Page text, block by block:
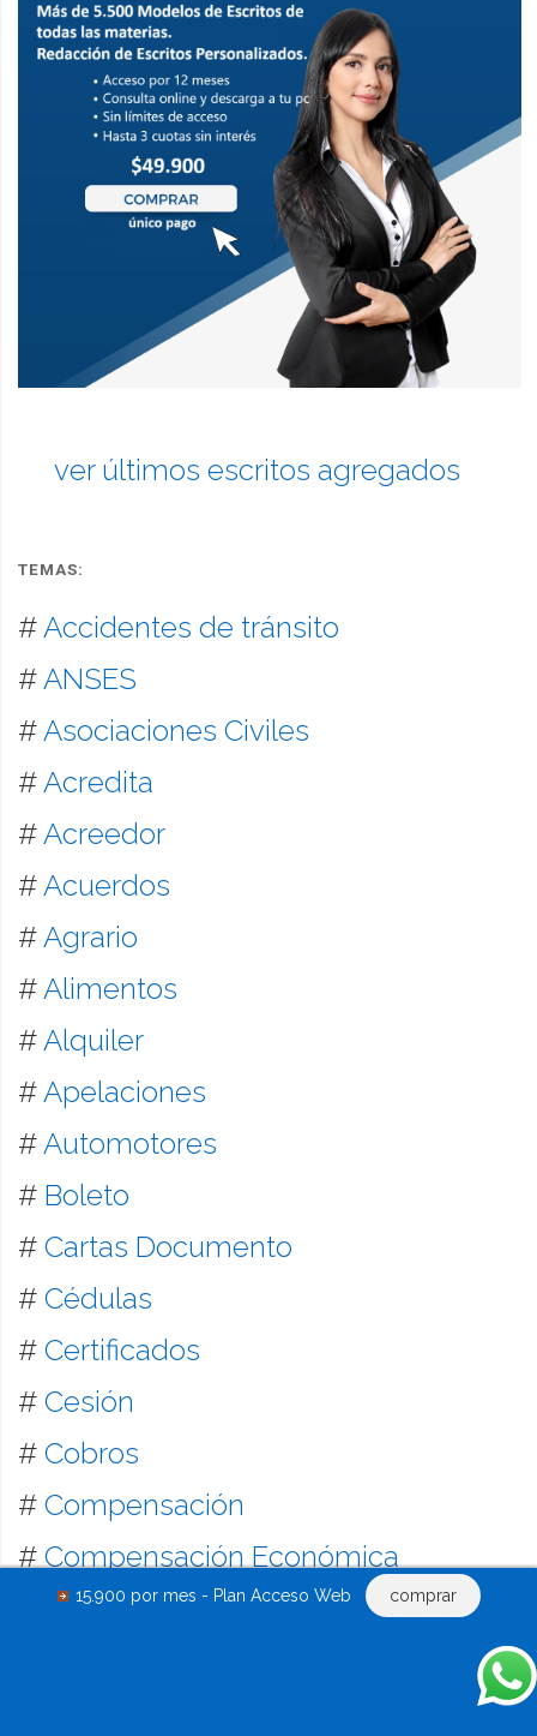
15.900 por mes - Plan Acceso Web comprar
ver últimos escritos agregados
TEMAS:
#Accidentes de tránsito
#ANSES
#Asociaciones Civiles
#Acredita
#Acreedor
#Acuerdos
#Agrario
#Alimentos
#Alquiler
#Apelaciones
#Automotores
# Boleto
# Cartas Documento
# Cédulas
# Certificados
# Cesión
# Cobros
# Compensación
#Compensación Económica
Comodato